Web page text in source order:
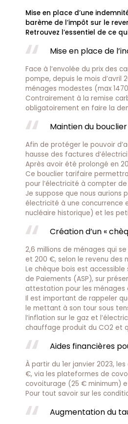
Mise en place d’une
barème de l’impôt sur le
Retrouvez l’essentiel de ce
Mise en place de
Face à l’envolée du prix des
pompe, depuis le mois d’avril
ménages modestes (max
Contrairement à la remise
obligatoirement en faire la
Maintien du
Afin de protéger le pouvoir
hausse des factures
Après avoir été prolongé en
Ce bouclier tarifaire permettra
pour l’électricité à compter
Je suppose que nous aurions
électricité à une concurrence
nucléaire historique) et les
Création d’un «
2,6 millions de ménages qui
et 200 €, selon le revenu des
Le chèque bois est accessible
de Paiements (ASP), sur
attestation pour les ménages
Il est important de rappeler
le mettant à son tour sous
l’inflation sur le gaz et
chauffage produit du CO2 et
Aides financières
À partir du 1er janvier 2023,
€, via les plateformes de
covoiturage (25 € minimum)
Pour tout savoir sur les
Augmentation du